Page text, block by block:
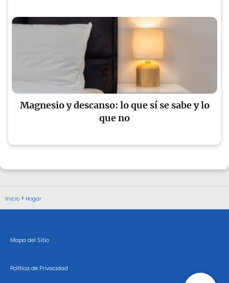
Magnesio y descanso: lo que sí se sabe y lo
que no
Inicio Hogar
Mapa del Sitio
Política de Privacidad